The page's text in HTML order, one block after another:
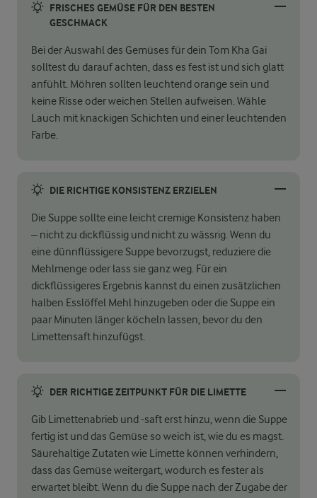
FRISCHES GEMÜSE FÜR DEN BESTEN
GESCHMACK
Bei der Auswahl des Gemüses für dein Tom Kha Gai
solltest du darauf achten, dass es fest ist und sich glatt
anfühlt. Möhren sollten leuchtend orange sein und
keine Risse oder weichen Stellen aufweisen. Wähle
Lauch mit knackigen Schichten und einer leuchtenden
Farbe.
DIE RICHTIGE KONSISTENZ ERZIELEN
Die Suppe sollte eine leicht cremige Konsistenz haben
– nicht zu dickflüssig und nicht zu wässrig. Wenn du
eine dünnflüssigere Suppe bevorzugst, reduziere die
Mehlmenge oder lass sie ganz weg. Für ein
dickflüssigeres Ergebnis kannst du einen zusätzlichen
halben Esslöffel Mehl hinzugeben oder die Suppe ein
paar Minuten länger köcheln lassen, bevor du den
Limettensaft hinzufügst.
DER RICHTIGE ZEITPUNKT FÜR DIE LIMETTE
Gib Limettenabrieb und -saft erst hinzu, wenn die Suppe
fertig ist und das Gemüse so weich ist, wie du es magst.
Säurehaltige Zutaten wie Limette können verhindern,
dass das Gemüse weitergart, wodurch es fester als
erwartet bleibt. Wenn du die Suppe nach der Zugabe der